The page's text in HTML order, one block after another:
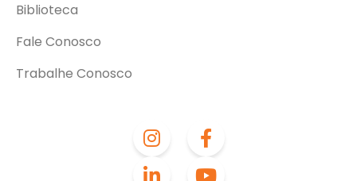
Biblioteca
Fale Conosco
Trabalhe Conosco